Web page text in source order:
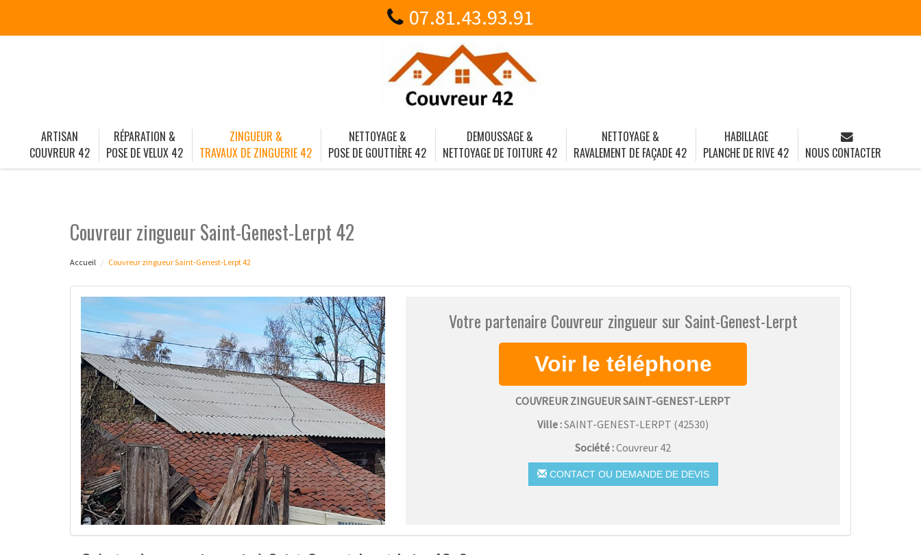
07.81.43.93.91
ARTISAN
COUVREUR 42
RÉPARATION &
POSE DE VELUX 42
ZINGUEUR &
TRAVAUX DE ZINGUERIE 42
NETTOYAGE &
POSE DE GOUTTIÈRE 42
DEMOUSSAGE &
NETTOYAGE DE TOITURE 42
NETTOYAGE &
RAVALEMENT DE FAÇADE 42
HABILLAGE
PLANCHE DE RIVE 42
NOUS CONTACTER
Couvreur zingueur Saint-Genest-Lerpt 42
Accueil Couvreur zingueur Saint-Genest-Lerpt 42
Votre partenaire Couvreur zingueur sur Saint-Genest-Lerpt
COUVREUR ZINGUEUR SAINT-GENEST-LERPT
Ville :SAINT-GENEST-LERPT (42530)
Société :Couvreur 42
CONTACT OU DEMANDE DE DEVIS